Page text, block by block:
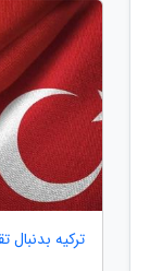
ترکیه